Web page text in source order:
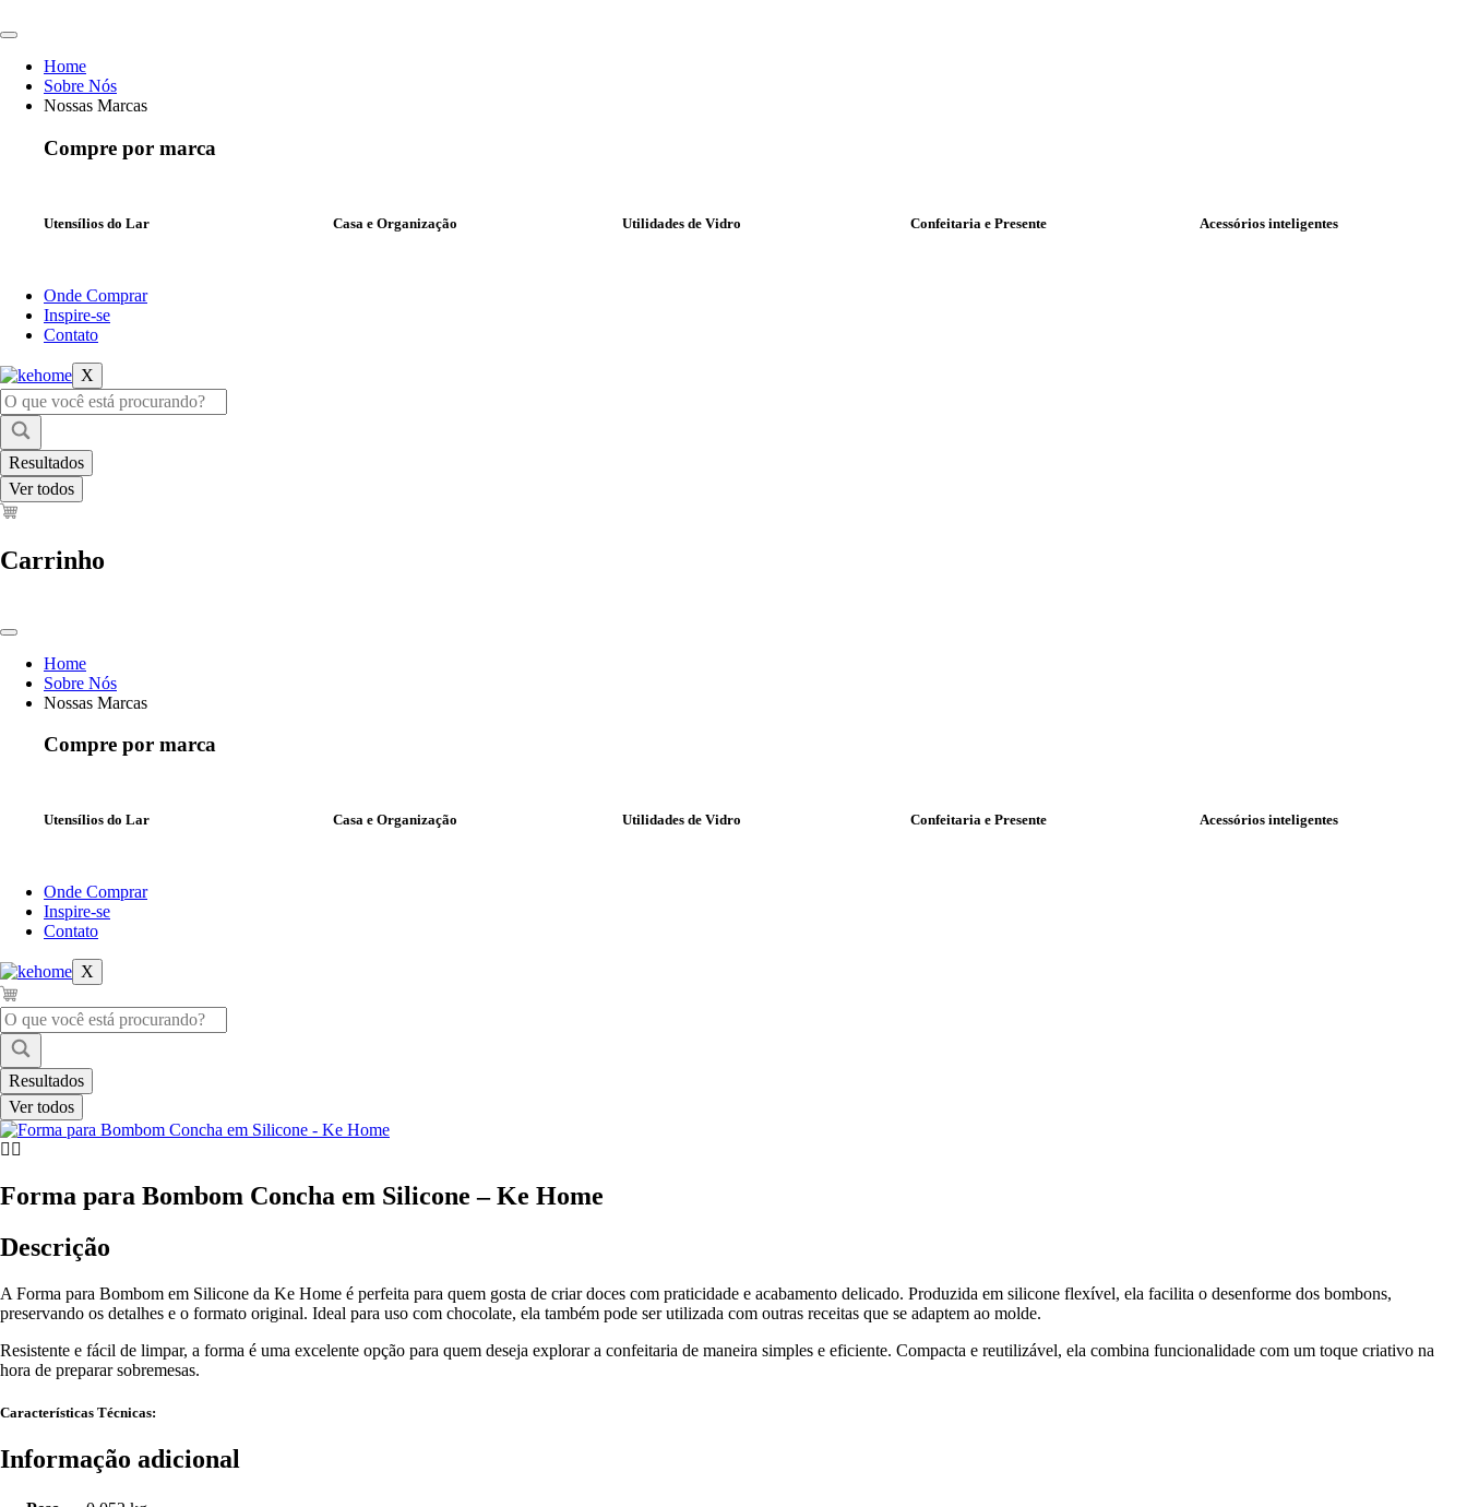
para
conteúdoHome
Sobre Nós
Nossas Marcas
Compre por marca
Utensílios do Lar Casa e Organização Utilidades de Vidro Confeitaria e Presente Acessórios inteligentes
Onde Comprar
Inspire-se
Contato
X
Pesquisar
...
Resultados
Ver todos
Carrinho
Home
Sobre Nós
Nossas Marcas
Compre por marca
Utensílios do Lar Casa e Organização Utilidades de Vidro Confeitaria e Presente Acessórios inteligentes
Onde Comprar
Inspire-se
Contato
X
Pesquisar
...
Resultados
Ver todos
Forma para Bombom Concha em Silicone – Ke Home
Descrição
A Forma para Bombom em Silicone da Ke Home é perfeita para quem gosta de criar doces com praticidade e acabamento delicado. Produzida em silicone flexível, ela facilita o desenforme dos bombons,
preservando os detalhes e o formato original. Ideal para uso com chocolate, ela também pode ser utilizada com outras receitas que se adaptem ao molde.
Resistente e fácil de limpar, a forma é uma excelente opção para quem deseja explorar a confeitaria de maneira simples e eficiente. Compacta e reutilizável, ela combina funcionalidade com um toque criativo na
hora de preparar sobremesas.
Características Técnicas:
Informação adicional